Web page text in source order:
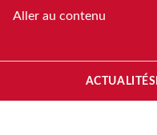
Aller au contenu
ACTUALITÉS